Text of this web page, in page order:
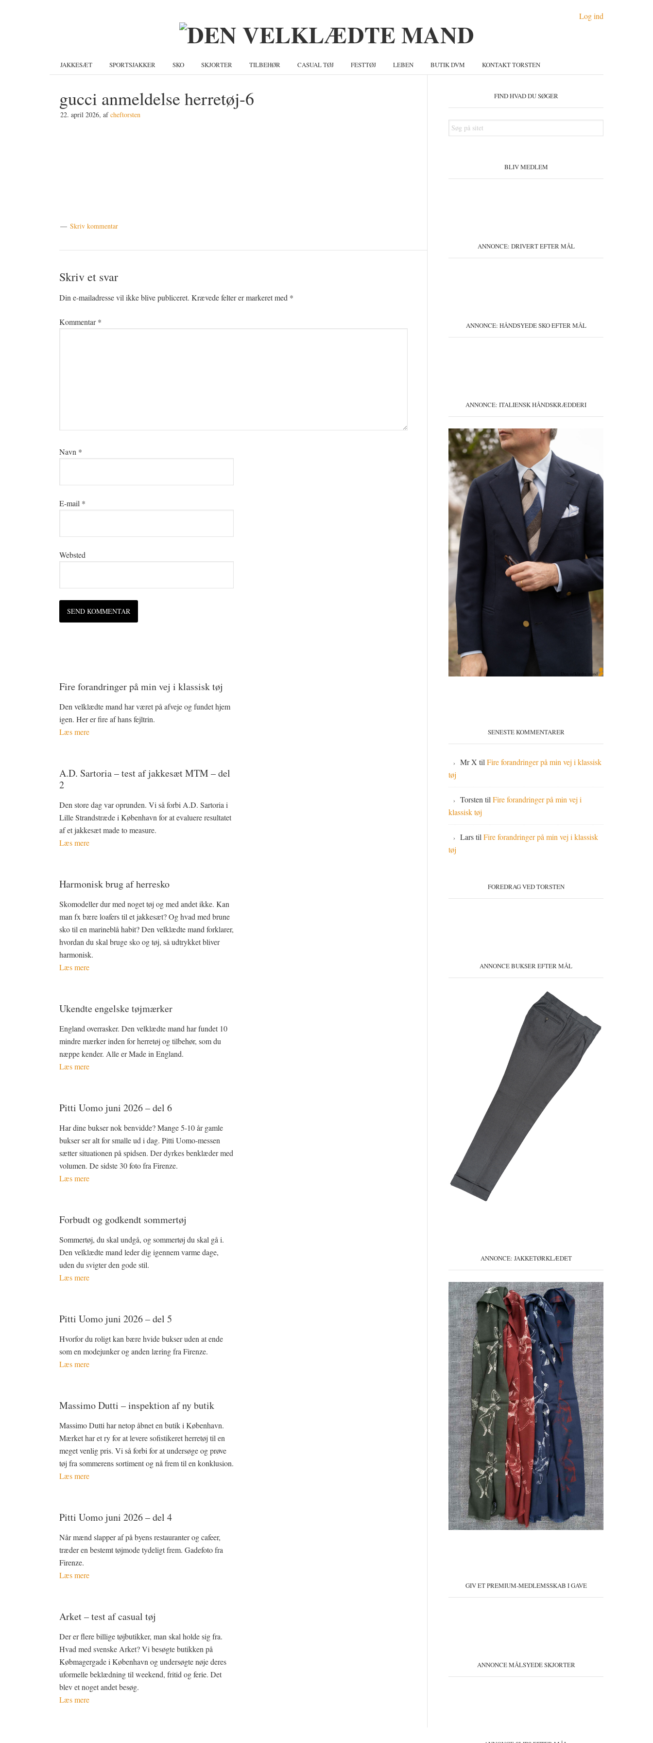
Log ind
JAKKESÆT SPORTSJAKKER SKO SKJORTER TILBEHØR CASUAL TØJ FESTTØJ LEBEN BUTIK DVM KONTAKT TORSTEN
gucci anmeldelse herretøj-6
22. april 2026, afcheftorsten
Skriv kommentar
Skriv et svar
Din e-mailadresse vil ikke blive publiceret. Krævede felter er markeret med *
Kommentar*
Navn *
E-mail *
Websted
Fire forandringer på min vej i klassisk tøj
Den velklædte mand har været på afveje og fundet hjem
igen. Her er fire af hans fejltrin.
Læs mere
A.D. Sartoria – test af jakkesæt MTM – del
2
Den store dag var oprunden. Vi så forbi A.D. Sartoria i
Lille Strandstræde i København for at evaluere resultatet
af et jakkesæt made to measure.
Læs mere
Harmonisk brug af herresko
Skomodeller dur med noget tøj og med andet ikke. Kan
man fx bære loafers til et jakkesæt? Og hvad med brune
sko til en marineblå habit? Den velklædte mand forklarer,
hvordan du skal bruge sko og tøj, så udtrykket bliver
harmonisk.
Læs mere
Ukendte engelske tøjmærker
England overrasker. Den velklædte mand har fundet 10
mindre mærker inden for herretøj og tilbehør, som du
næppe kender. Alle er Made in England.
Læs mere
Pitti Uomo juni 2026 – del 6
Har dine bukser nok benvidde? Mange 5-10 år gamle
bukser ser alt for smalle ud i dag. Pitti Uomo-messen
sætter situationen på spidsen. Der dyrkes benklæder med
volumen. De sidste 30 foto fra Firenze.
Læs mere
Forbudt og godkendt sommertøj
Sommertøj, du skal undgå, og sommertøj du skal gå i.
Den velklædte mand leder dig igennem varme dage,
uden du svigter den gode stil.
Læs mere
Pitti Uomo juni 2026 – del 5
Hvorfor du roligt kan bære hvide bukser uden at ende
som en modejunker og anden læring fra Firenze.
Læs mere
Massimo Dutti – inspektion af ny butik
Massimo Dutti har netop åbnet en butik i København.
Mærket har et ry for at levere sofistikeret herretøj til en
meget venlig pris. Vi så forbi for at undersøge og prøve
tøj fra sommerens sortiment og nå frem til en konklusion.
Læs mere
Pitti Uomo juni 2026 – del 4
Når mænd slapper af på byens restauranter og cafeer,
træder en bestemt tøjmode tydeligt frem. Gadefoto fra
Firenze.
Læs mere
Arket – test af casual tøj
Der er flere billige tøjbutikker, man skal holde sig fra.
Hvad med svenske Arket? Vi besøgte butikken på
Købmagergade i København og undersøgte nøje deres
uformelle beklædning til weekend, fritid og ferie. Det
blev et noget andet besøg.
Læs mere
FIND HVAD DU SØGER
Søg
på
BLIV MEDLEM
ANNONCE: DRIVERT EFTER MÅL
ANNONCE: HÅNDSYEDE SKO EFTER MÅL
ANNONCE: ITALIENSK HÅNDSKRÆDDERI
SENESTE KOMMENTARER
Mr X tilFire forandringer på min vej i klassisk
tøj
TorstentilFire forandringer på min vej i
klassisk tøj
LarstilFire forandringer på min vej i klassisk
tøj
FOREDRAG VED TORSTEN
ANNONCE BUKSER EFTER MÅL
ANNONCE: JAKKETØRKLÆDET
GIV ET PREMIUM-MEDLEMSSKAB I GAVE
ANNONCE MÅLSYEDE SKJORTER